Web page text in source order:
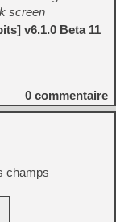
screen
v6.1.0 Beta 11
0 commentaire
champs